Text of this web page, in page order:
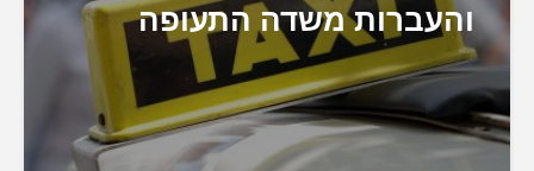
והעברות משדה התעופה